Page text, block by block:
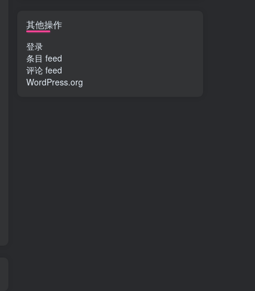
其他操作
登录
条目 feed
评论 feed
WordPress.org